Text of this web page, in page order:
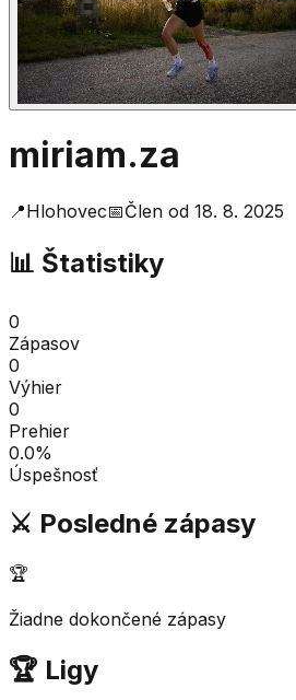
miriam.za
📍Hlohovec📅Člen od 18. 8. 2025
📊 Štatistiky
0
Zápasov
0
Výhier
0
Prehier
0.0%
Úspešnosť
⚔️ Posledné zápasy
🏆
Žiadne dokončené zápasy
🏆 Ligy